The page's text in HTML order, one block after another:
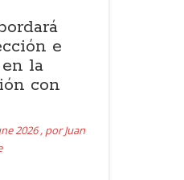
e
la
con
2026 , porJuan